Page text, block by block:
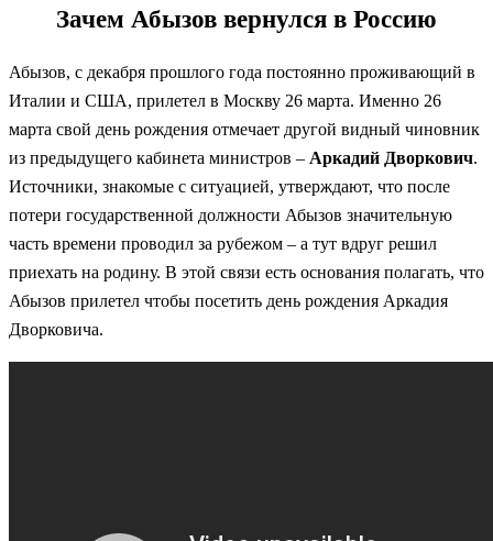
Зачем Абызов вернулся в Россию
Абызов, с декабря прошлого года постоянно проживающий в
Италии и США, прилетел в Москву 26 марта. Именно 26
марта свой день рождения отмечает другой видный чиновник
из предыдущего кабинета министров – Аркадий Дворкович.
Источники, знакомые с ситуацией, утверждают, что после
потери государственной должности Абызов значительную
часть времени проводил за рубежом – а тут вдруг решил
приехать на родину. В этой связи есть основания полагать, что
Абызов прилетел чтобы посетить день рождения Аркадия
Дворковича.